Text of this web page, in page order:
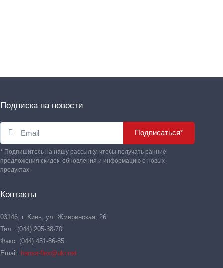
Подписка на новости
Подписаться*
* Подпишитесь на нашу рассылку, чтобы получать ранние
предложения скидок, обновления и информацию о новых
продуктах.
Контакты
03146, г. Киев, ул. Жмеринская, 26
Тел.: (044) 205-38-70
Факс: (044) 451-86-85
Email: hansa-flex@ukr.net